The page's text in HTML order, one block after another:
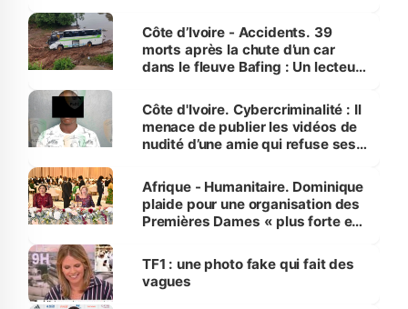
Côte d’Ivoire - Accidents. 39
morts après la chute d’un car
dans le fleuve Bafing : Un lecteur
des Transports
Côte d'Ivoire. Cybercriminalité : Il
menace de publier les vidéos de
nudité d’une amie qui refuse ses
Afrique - Humanitaire. Dominique
plaide pour une organisation des
Premières Dames « plus forte et
sur la scène internationale »
TF1 : une photo fake qui fait des
vagues